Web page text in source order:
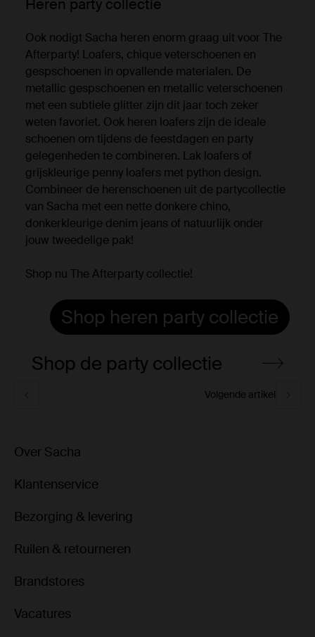
Heren party collectie
Ook nodigt Sacha heren enorm graag uit voor The
Afterparty! Loafers, chique veterschoenen en
gespschoenen in opvallende materialen. De
metallic gespschoenen en metallic veterschoenen
met een subtiele glitter zijn dit jaar toch zeker
weten favoriet. Ook heren loafers zijn de ideale
schoenen om tijdens de feestdagen en party
gelegenheden te combineren. Lak loafers of
grijskleurige penny loafers met python design.
Combineer de herenschoenen uit de partycollectie
van Sacha met een nette donkere chino,
donkerkleurige denim jeans of natuurlijk onder
jouw tweedelige pak!
Shop nu The Afterparty collectie!
Shop heren party collectie
Shop de party collectie
Volgende artikel
Over Sacha
Klantenservice
Bezorging & levering
Ruilen & retourneren
Brandstores
Vacatures